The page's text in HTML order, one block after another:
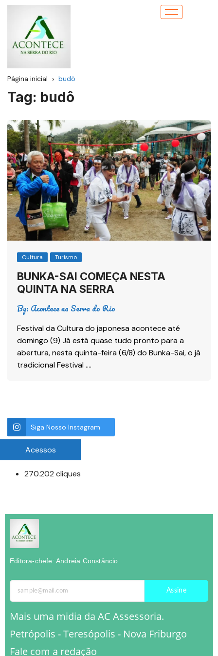
Página inicial budô
Tag: budô
Cultura Turismo
BUNKA-SAI COMEÇA NESTA
QUINTA NA SERRA
By: Acontece na Serra do Rio
Festival da Cultura do japonesa acontece até
domingo (9) Já está quase tudo pronto para a
abertura, nesta quinta-feira (6/8) do Bunka-Sai, o já
tradicional Festival ….
Siga Nosso Instagram
Acessos
270.202 cliques
Editora-chefe: Andreia Constâncio
Assine
Mais uma midia da AC Assessoria.
Petrópolis - Teresópolis - Nova Friburgo
Fale com a redação